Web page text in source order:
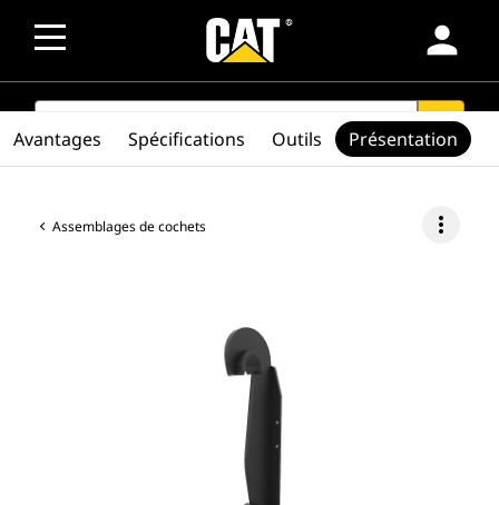
person
SEARCH search
Assemblages de cochets more_vert
Avantages Spécifications Outils Présentation